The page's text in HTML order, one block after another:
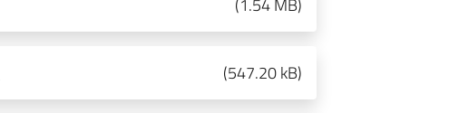
(1.54 MB)
(547.20 kB)